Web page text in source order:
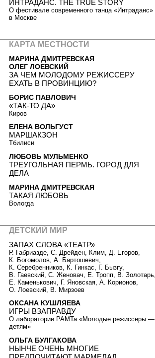
ИНТРАДАНС. THE TRUE STORY
О фестивале современного танца «Интраданс»
в Москве
КАРТА МЕСТНОСТИ
МАРИНА ДМИТРЕВСКАЯ
ОЛЕГ ЛОЕВСКИЙ
ЗА ЧЕМ МОЛОДОМУ РЕЖИССЕРУ
ЕХАТЬ В ПРОВИНЦИЮ?
БОРИС ПАВЛОВИЧ
«ТАК-ТО ДА»
Киров
ЕЛЕНА ВОЛЬГУСТ
МАРШАКЗОН
Тбилиси
ЛЮБОВЬ МУЛЬМЕНКО
ТРЕУГОЛЬНАЯ ПЕРМЬ. ГОРОД ДЛЯ
ДЕЛА
МАРИНА ДМИТРЕВСКАЯ
ТАКАЯ ЛЮБОВЬ
Вологда
ДЕТСКИЙ МИР
ЗАПАХ СЛОВА «ТЕАТР»
Р. Габриазде, С. Дрейден, Клим, Д. Егоров,
К. Богомолов, А. Бартошевич,
К. Серебренников, К. Гинкас, Г. Бызгу,
В. Гаевский, С. Женовач, Е. Тропп, В. Золотарь,
Е. Каменькович, Г. Яновская, А. Корионов,
О. Лоевский, В. Мирзоев
ОКСАНА КУШЛЯЕВА
ИГРЫ ВЗАПРАВДУ
О лаборатории РАМТа «Молодые режиссеры —
детям»
ОЛЬГА БУЛГАКОВА
НЫНЧЕ ОЧЕНЬ МНОГИЕ